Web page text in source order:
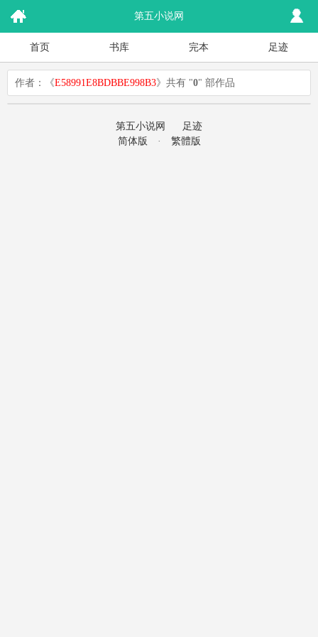
第五小说网
首页 书库 完本 足迹
作者：《E58991E8BDBBE998B3》共有 "0" 部作品
第五小说网
足迹
简体版
· 繁體版